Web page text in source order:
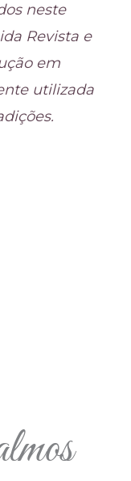
neste
Revista e
em
utilizada